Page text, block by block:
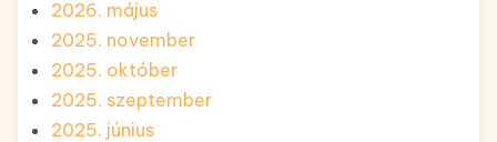
2026. május
2025. november
2025. október
2025. szeptember
2025. június